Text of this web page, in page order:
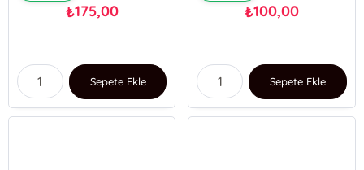
₺175,00
Sepete Ekle
₺100,00
Sepete Ekle